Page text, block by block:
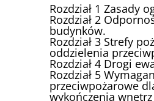
Rozdział 1 Zasady
Rozdział 2
budynków.
Rozdział 3 Strefy
oddzielenia
Rozdział 4 Drogi
Rozdział 5
przeciwpożarowe
wykończenia wnętrz